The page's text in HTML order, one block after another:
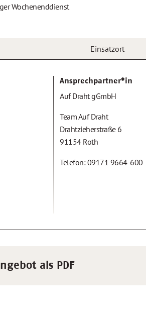
Wochenenddienst
Einsatzort
Ansprechpartner*in
Auf Draht gGmbH
Team Auf Draht
Drahtzieherstraße 6
91154 Roth
Telefon: 09171 9664-600
als PDF